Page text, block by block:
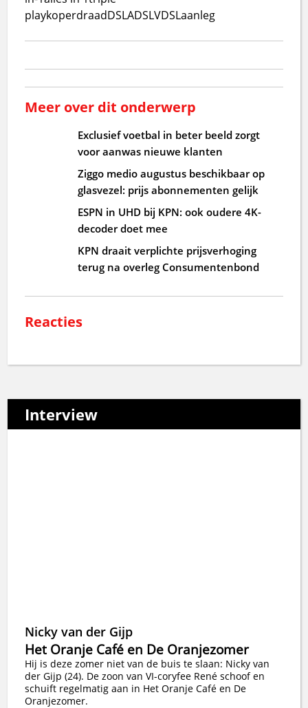
playkoperdraadDSLADSLVDSLaanleg
Meer over dit onderwerp
Exclusief voetbal in beter beeld zorgt
voor aanwas nieuwe klanten
Ziggo medio augustus beschikbaar op
glasvezel: prijs abonnementen gelijk
ESPN in UHD bij KPN: ook oudere 4K-
decoder doet mee
KPN draait verplichte prijsverhoging
terug na overleg Consumentenbond
Reacties
Interview
Nicky van der Gijp
Het Oranje Café en De Oranjezomer
Hij is deze zomer niet van de buis te slaan: Nicky van
der Gijp (24). De zoon van VI-coryfee René schoof en
schuift regelmatig aan in Het Oranje Café en De
Oranjezomer.